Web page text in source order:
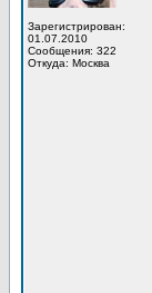
Зарегистрирован:
01.07.2010
Сообщения: 322
Откуда: Москва